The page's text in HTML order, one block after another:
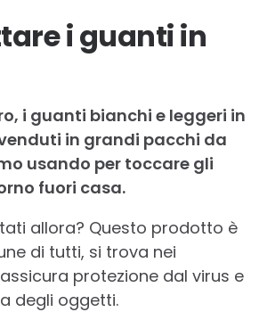
i guanti in
i guanti bianchi e leggeri in
in grandi pacchi da
usando per toccare gli
fuori casa.
allora? Questo prodotto è
di tutti, si trova nei
protezione dal virus e
degli oggetti.